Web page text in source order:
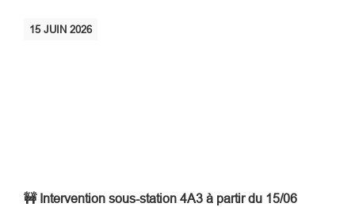
15JUIN 2026
🚧 Intervention sous-station 4A3 à partir du 15/06